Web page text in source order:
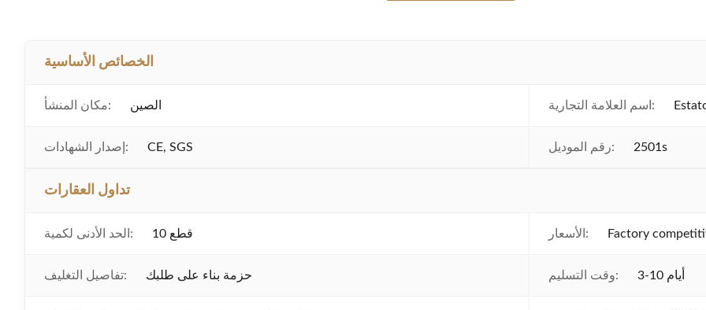
الخصائص الأساسية
مكان المنشأ: الصين اسم العلامة التجارية:
إصدار الشهادات: CE, SGS رقم الموديل: 2501s
تداول العقارات
الحد الأدنى لكمية: 10 قطع الأسعار: Factory
تفاصيل التغليف: حزمة بناء على طلبك وقت التسليم: 3-10 أيام